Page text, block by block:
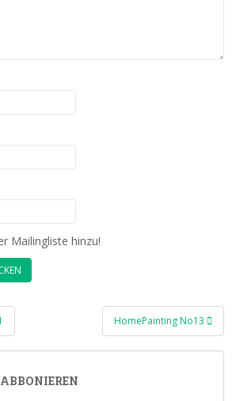
Mailingliste hinzu!
HomePainting No13